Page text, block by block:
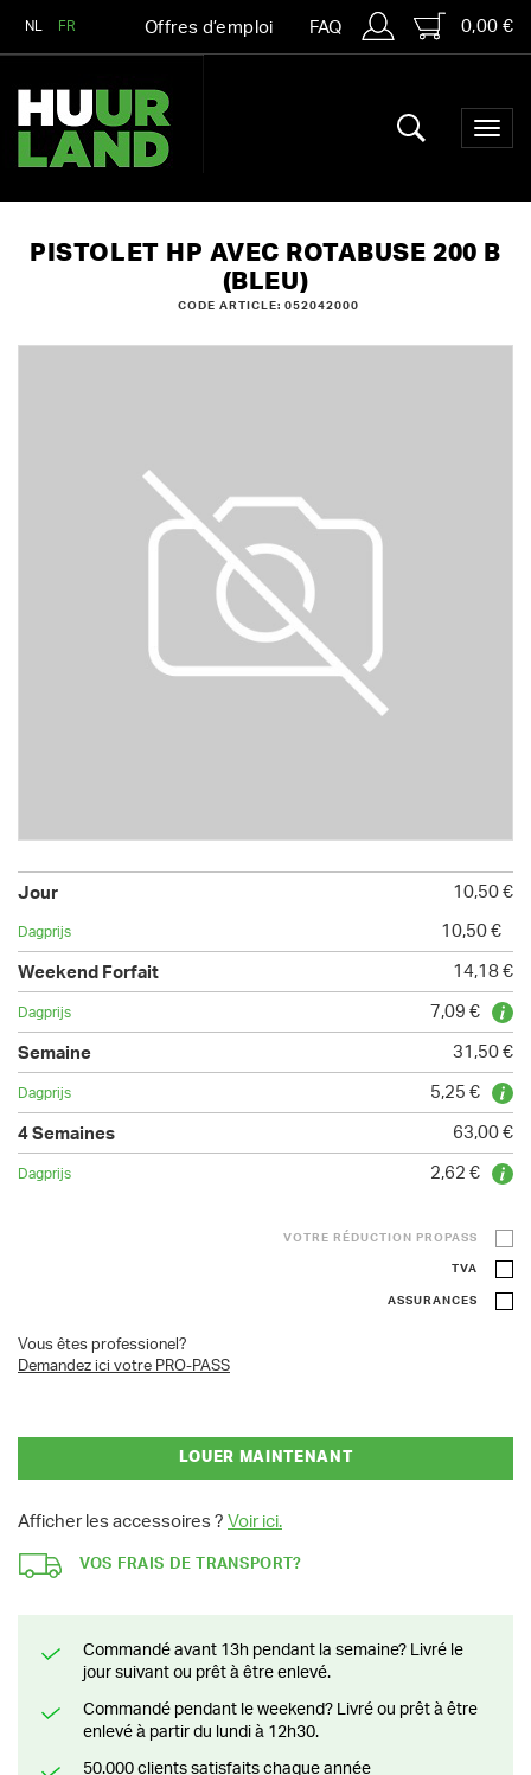
NL FR Offres d’emploi FAQ 0,00 €
PISTOLET HP AVEC ROTABUSE 200 B
(BLEU)
CODE ARTICLE: 052042000
10,50 €
10,50 €
14,18 €
7,09 €
31,50 €
5,25 €
63,00 €
2,62 €
VOTRE RÉDUCTION PROPASS
TVA
ASSURANCES
Vous êtes professionel?
Demandez ici votre PRO-PASS
LOUER MAINTENANT
Afficher les accessoires ? Voir ici.
VOS FRAIS DE TRANSPORT?
Commandé avant 13h pendant la semaine? Livré le
jour suivant ou prêt à être enlevé.
Commandé pendant le weekend? Livré ou prêt à être
enlevé à partir du lundi à 12h30.
50.000 clients satisfaits chaque année